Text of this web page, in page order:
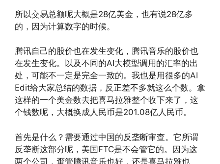
所以交易总额呢大概是28亿美金，也有说28亿多
的，因为计算数字的时候。
腾讯自己的股价也在发生变化，腾讯音乐的股价也
在发生变化。以及不同的AI大模型调用的汇率的出
处，可能不一定是完全一致的。我也是用很多的AI
Edit给大家总结的数据，反正差不多就这么个数。拿
这样的一个美金数去把喜马拉雅整个收下来了，这
个钱数呢，大概换成人民币是201.08亿人民币。
首先是什么？需要通过中国的反垄断审查。它所谓
反垄断这部分呢，美国FTC是不会管它的。因为这
两个公司，甭管腾讯音乐也好，还是喜马拉雅也